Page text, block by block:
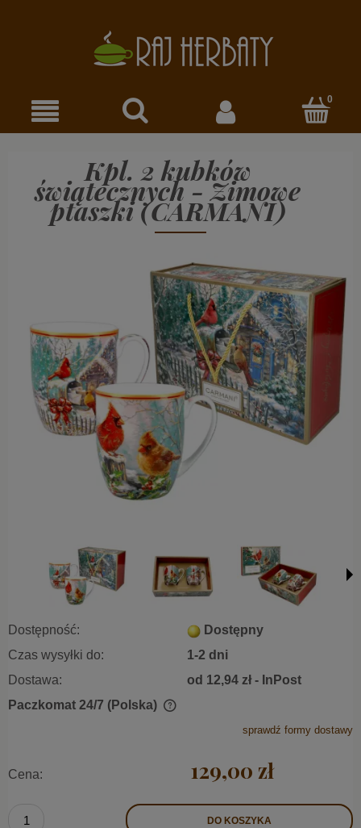
Kpl. 2 kubków
świątecznych - Zimowe
ptaszki (CARMANI)
Dostępność:
Dostępny
Czas wysyłki do:
1-2 dni
Dostawa:
od 12,94 zł - InPost
Paczkomat 24/7 (Polska)
sprawdź formy dostawy
Cena: 129,00 zł
DO KOSZYKA